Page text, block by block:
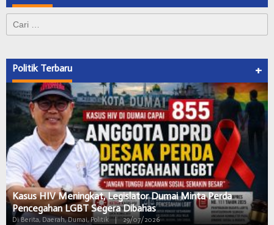
untuk:
Politik Terbaru +
Kasus HIV Meningkat, Legislator Dumai Minta Perda
Pencegahan LGBT Segera Dibahas
Di Berita, Daerah, Dumai, Politik | 29/07/2026